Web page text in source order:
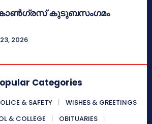
കുടുബസംഗമം
2026
Categories
& SAFETY
WISHES & GREETINGS
& COLLEGE
OBITUARIES